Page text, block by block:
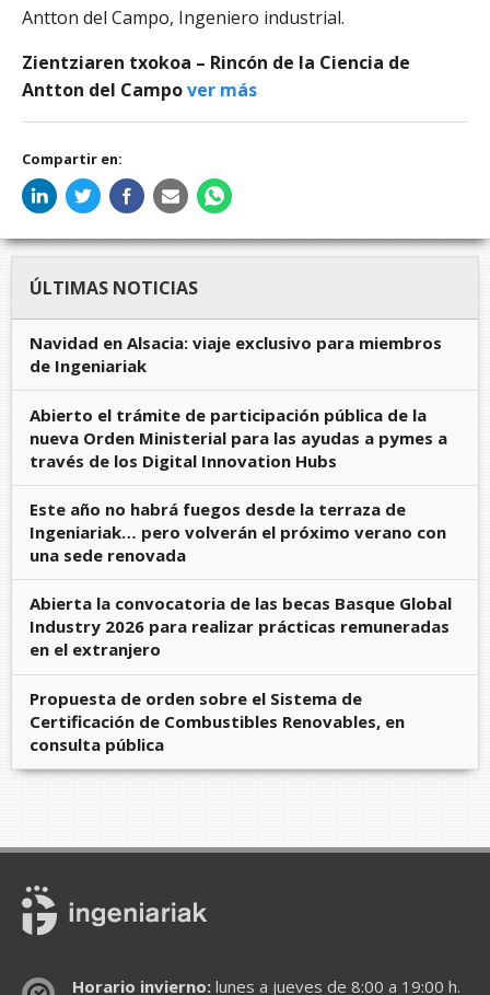
Antton del Campo, Ingeniero industrial.
Zientziaren txokoa – Rincón de la Ciencia de
Antton del Campover más
Compartir en:
ÚLTIMAS NOTICIAS
Navidad en Alsacia: viaje exclusivo para miembros
de Ingeniariak
Abierto el trámite de participación pública de la
nueva Orden Ministerial para las ayudas a pymes a
través de los Digital Innovation Hubs
Este año no habrá fuegos desde la terraza de
Ingeniariak… pero volverán el próximo verano con
una sede renovada
Abierta la convocatoria de las becas Basque Global
Industry 2026 para realizar prácticas remuneradas
en el extranjero
Propuesta de orden sobre el Sistema de
Certificación de Combustibles Renovables, en
consulta pública
Horario invierno:lunes a jueves de 8:00 a 19:00 h.